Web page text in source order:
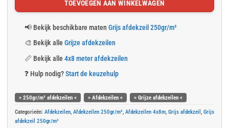
TOEVOEGEN AAN WINKELWAGEN
📢 Bekijk beschikbare maten Grijs afdekzeil 250gr/m²
🎨 Bekijk alleGrijze afdekzeilen
📏 Bekijk alle 4x8 meter afdekzeilen
❓ Hulp nodig? Start de keuzehulp
> 250gr/m² afdekzeilen < > Afdekzeilen <
> Grijze afdekzeilen <
Categorieën: Afdekzeilen, Afdekzeilen 250gr/m², Afdekzeilen 4x8m, Grijs afdekzeil , Grijs
afdekzeil 250gr/m²